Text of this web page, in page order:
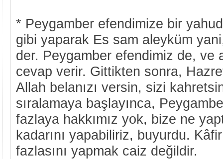
* Peygamber efendimize bir
gibi yaparak Es sam aleyküm
der. Peygamber efendimiz de, ve
cevap verir. Gittikten sonra,
Allah belanızı versin, sizi
sıralamaya başlayınca,
fazlaya hakkımız yok, bize ne
kadarını yapabiliriz, buyurdu.
fazlasını yapmak caiz değildir.